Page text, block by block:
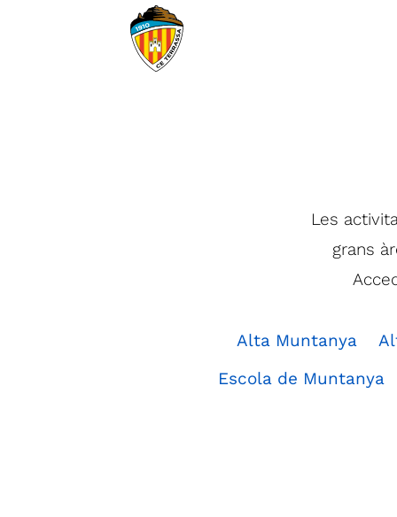
Les
grans
Alta Muntanya
Escola de Muntanya